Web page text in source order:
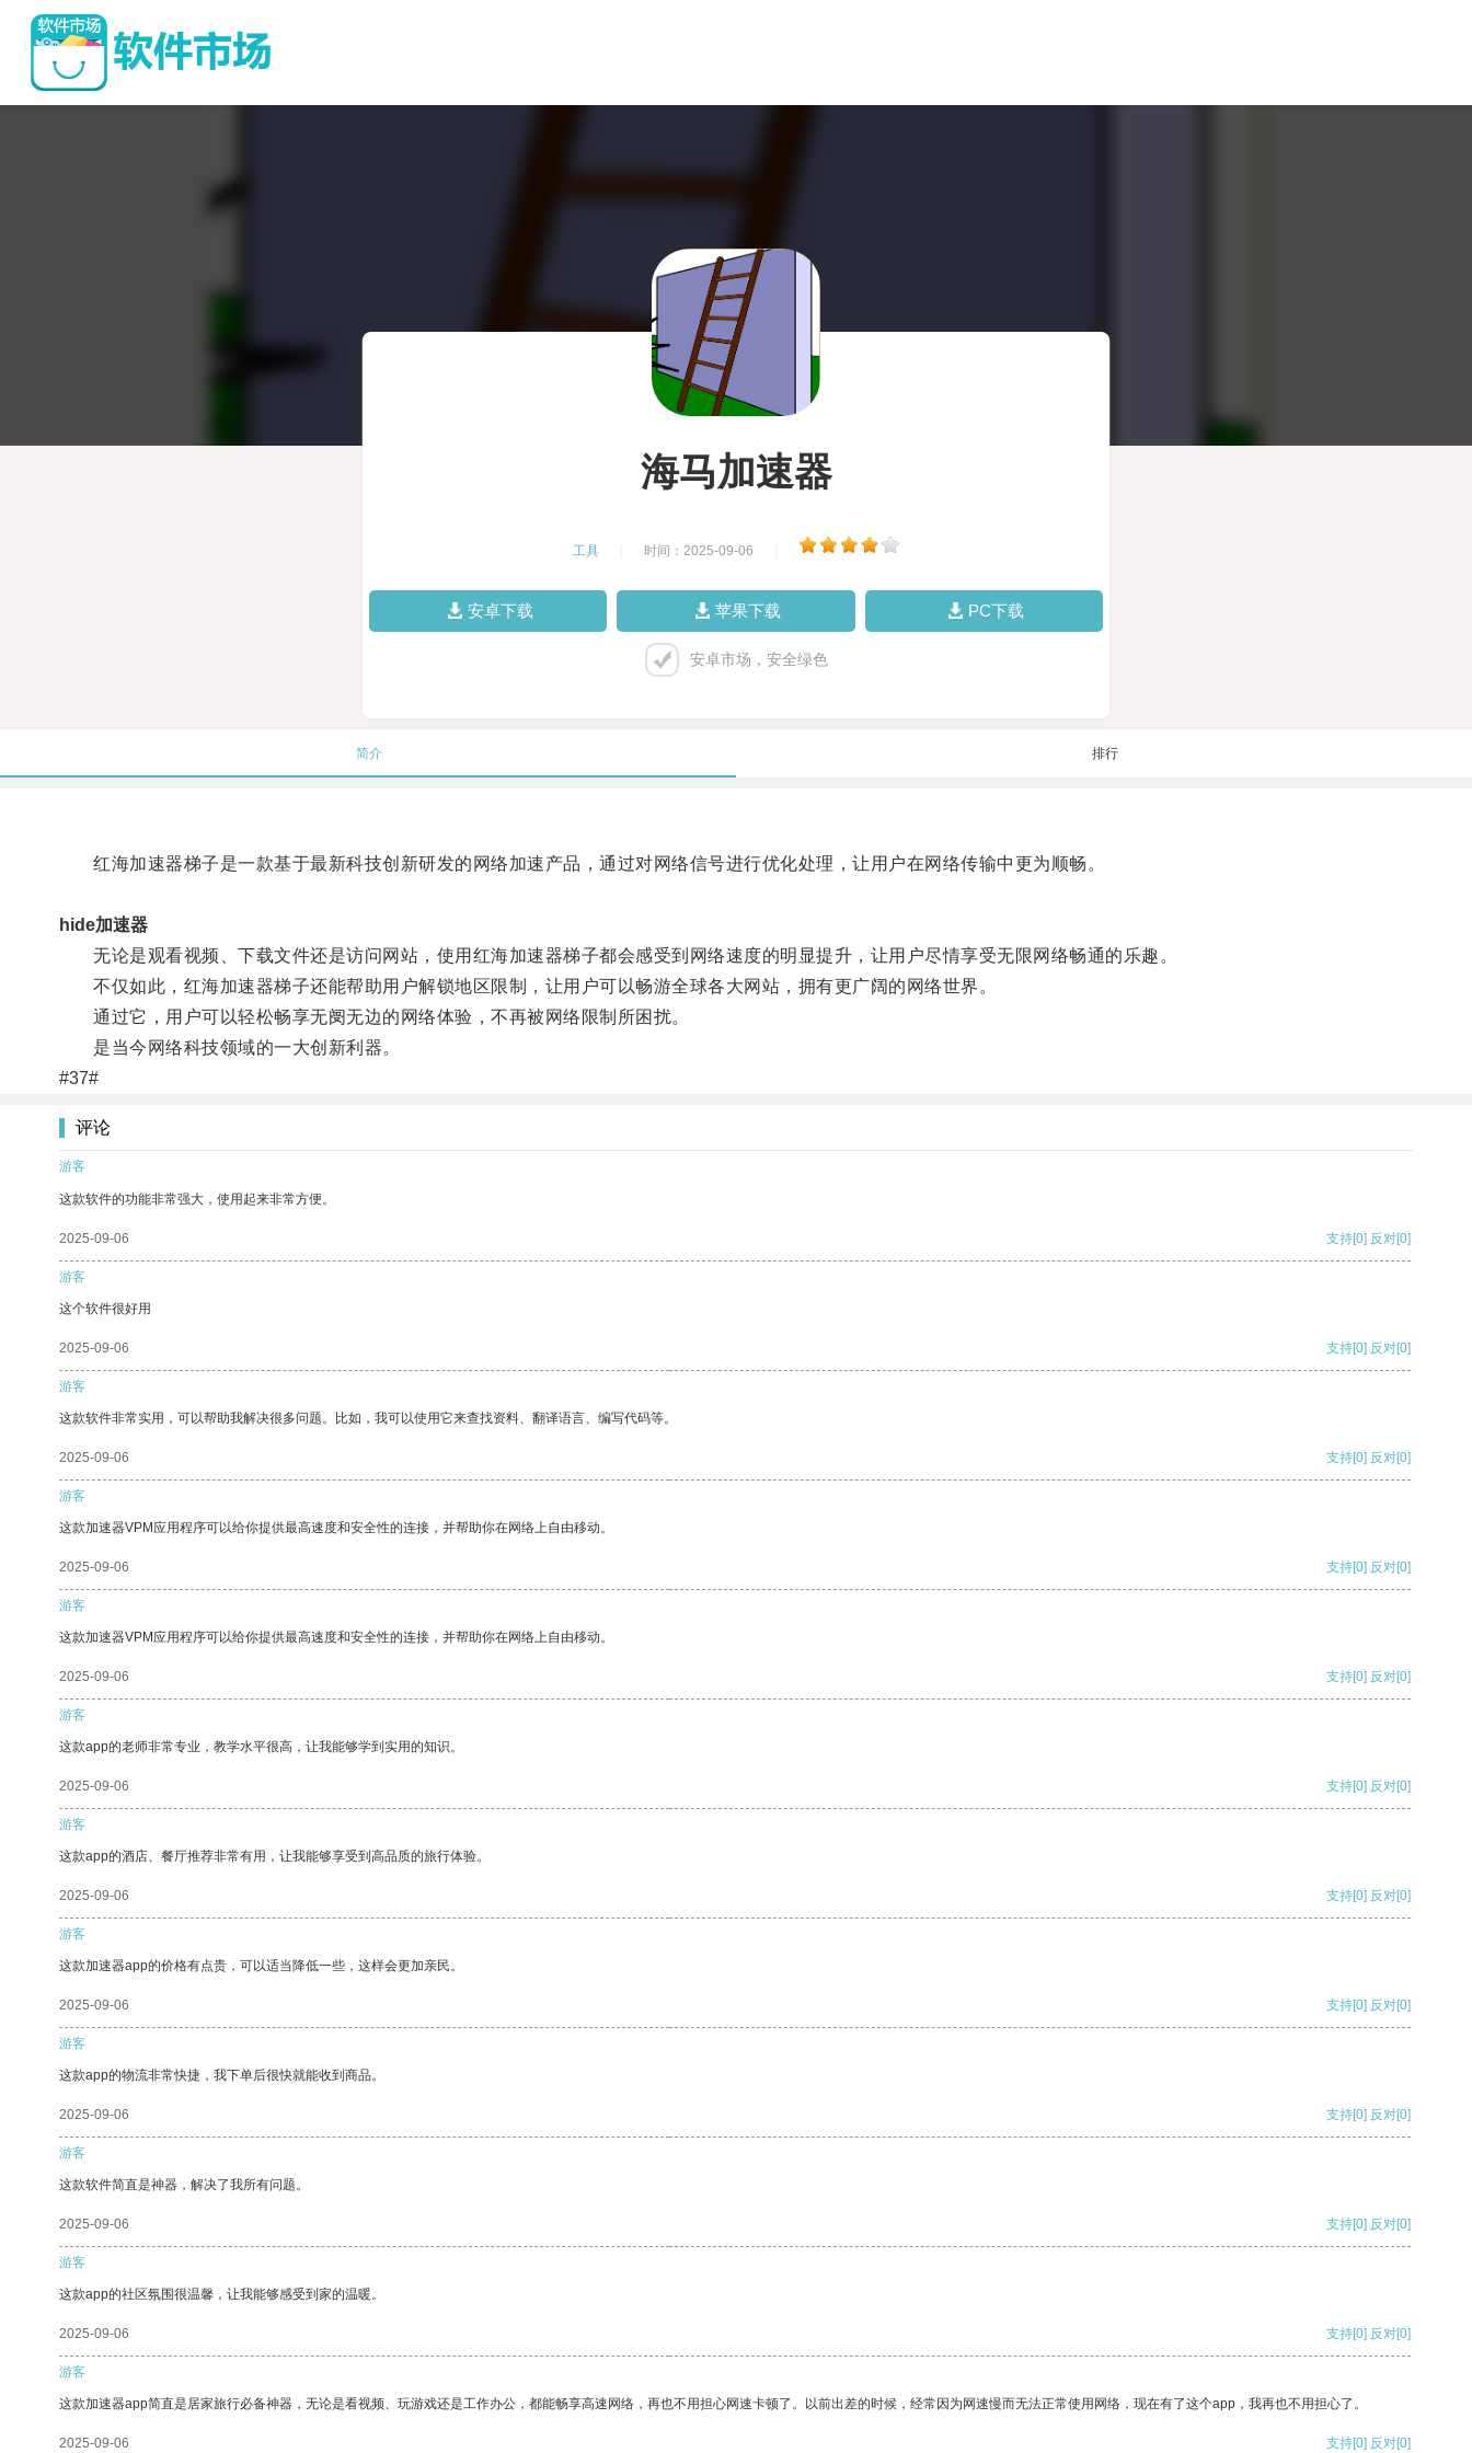
海马加速器
工具 时间：2025-09-06
安卓下载 苹果下载 PC下载
安卓市场，安全绿色
简介 排行
红海加速器梯子是一款基于最新科技创新研发的网络加速产品，通过对网络信号进行优化处理，让用户在网络传输中更为顺畅。
hide加速器
无论是观看视频、下载文件还是访问网站，使用红海加速器梯子都会感受到网络速度的明显提升，让用户尽情享受无限网络畅通的乐趣。
不仅如此，红海加速器梯子还能帮助用户解锁地区限制，让用户可以畅游全球各大网站，拥有更广阔的网络世界。
通过它，用户可以轻松畅享无阌无边的网络体验，不再被网络限制所困扰。
是当今网络科技领域的一大创新利器。
#37#
评论
游客
这款软件的功能非常强大，使用起来非常方便。
2025-09-06 支持[0] 反对[0]
游客
这个软件很好用
2025-09-06 支持[0] 反对[0]
游客
这款软件非常实用，可以帮助我解决很多问题。比如，我可以使用它来查找资料、翻译语言、编写代码等。
2025-09-06 支持[0] 反对[0]
游客
这款加速器VPM应用程序可以给你提供最高速度和安全性的连接，并帮助你在网络上自由移动。
2025-09-06 支持[0] 反对[0]
游客
这款加速器VPM应用程序可以给你提供最高速度和安全性的连接，并帮助你在网络上自由移动。
2025-09-06 支持[0] 反对[0]
游客
这款app的老师非常专业，教学水平很高，让我能够学到实用的知识。
2025-09-06 支持[0] 反对[0]
游客
这款app的酒店、餐厅推荐非常有用，让我能够享受到高品质的旅行体验。
2025-09-06 支持[0] 反对[0]
游客
这款加速器app的价格有点贵，可以适当降低一些，这样会更加亲民。
2025-09-06 支持[0] 反对[0]
游客
这款app的物流非常快捷，我下单后很快就能收到商品。
2025-09-06 支持[0] 反对[0]
游客
这款软件简直是神器，解决了我所有问题。
2025-09-06 支持[0] 反对[0]
游客
这款app的社区氛围很温馨，让我能够感受到家的温暖。
2025-09-06 支持[0] 反对[0]
游客
这款加速器app简直是居家旅行必备神器，无论是看视频、玩游戏还是工作办公，都能畅享高速网络，再也不用担心网速卡顿了。以前出差的时候，经常因为网速慢而无法正常使用网络，现在有了这个app，我再也不用担心了。
2025-09-06 支持[0] 反对[0]